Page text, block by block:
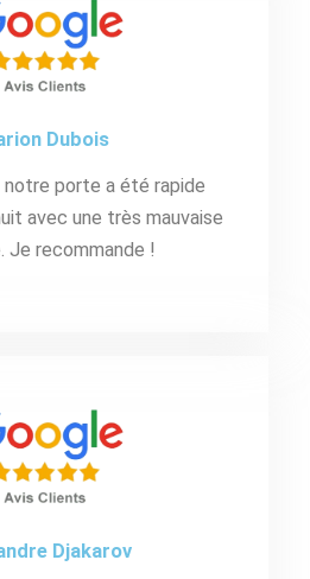
Dubois
notre porte a été rapide
avec une très mauvaise
Je recommande !
Djakarov